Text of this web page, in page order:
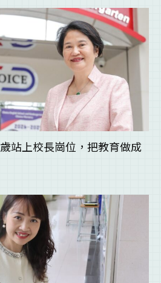
站上校長崗位，把教育做成